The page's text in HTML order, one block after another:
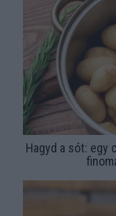
Hagyd a sót: egy